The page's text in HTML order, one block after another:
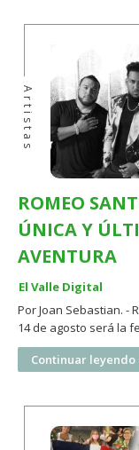
Artistas
ROMEO
ÚNICA Y
AVENTURA
El Valle Digital
Por Joan Sebastian. -
14 de agosto será la
Continuar leyendo